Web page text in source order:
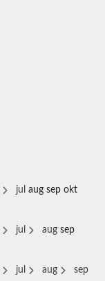
jul aug sep okt
jul aug sep
jul aug
sep